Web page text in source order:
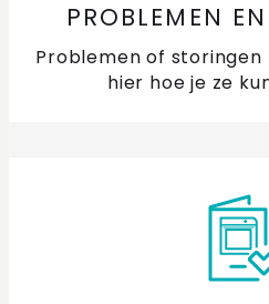
Welke soorten filters zijn
Energie besparen in de
Hoe maak ik vlekken op
PROBLEMEN
Problemen of storingen
hier hoe je ze